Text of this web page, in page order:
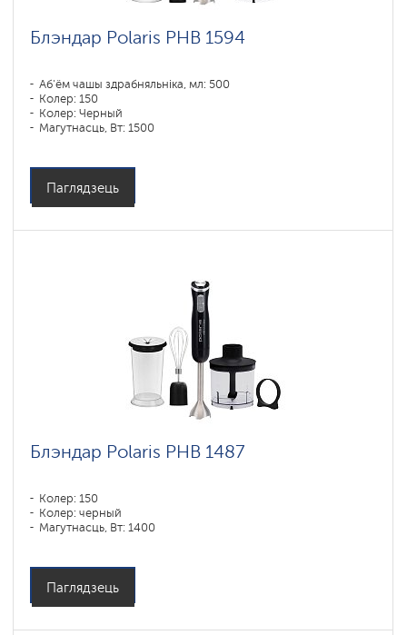
Блэндар Polaris PHB 1594
Аб'ём чашы здрабняльніка, мл: 500
Колер: 150
Колер: Черный
Магутнасць, Вт: 1500
Паглядзець
Блэндар Polaris PHB 1487
Колер: 150
Колер: черный
Магутнасць, Вт: 1400
Паглядзець